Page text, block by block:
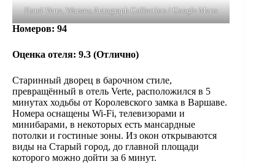
Hotel Verte, Warsaw, Autograph Collection / Google Maps
Номеров: 94
Оценка отеля: 9.3 (Отлично)
Старинный дворец в барочном стиле,
превращённый в отель Verte, расположился в 5
минутах ходьбы от Королевского замка в Варшаве.
Номера оснащены Wi-Fi, телевизорами и
минибарами, в некоторых есть мансардные
потолки и гостиные зоны. Из окон открываются
виды на Старый город, до главной площади
которого можно дойти за 6 минут.